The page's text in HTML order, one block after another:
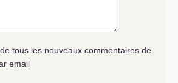
tous les nouveaux commentaires de
email